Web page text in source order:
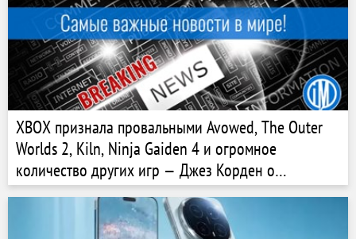
XBOX признала провальными Avowed, The Outer
Worlds 2, Kiln, Ninja Gaiden 4 и огромное
количество других игр — Джез Корден о
проблемах компании